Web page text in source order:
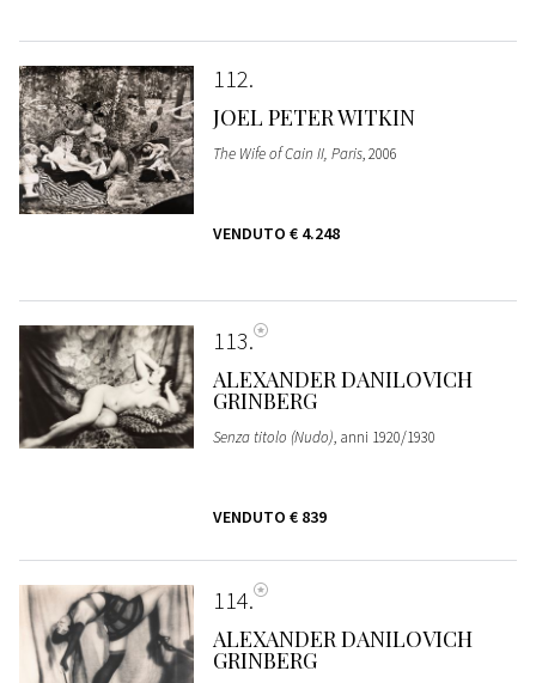
112
JOEL PETER WITKIN
The Wife of Cain II, Paris, 2006
VENDUTO € 4.248
113
ALEXANDER DANILOVICH
GRINBERG
Senza titolo (Nudo), anni 1920/1930
VENDUTO € 839
114
ALEXANDER DANILOVICH
GRINBERG